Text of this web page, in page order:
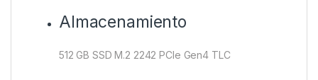
Almacenamiento
512 GB SSD M.2 2242 PCIe Gen4 TLC